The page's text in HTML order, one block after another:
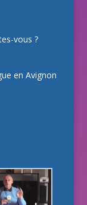
vous ?
en Avignon